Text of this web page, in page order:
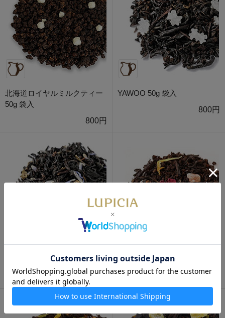
北海道ロイヤルミルクティー
50g 袋入
800円
YAWOO 50g 袋入
800円
KORPOKKUR 50g 袋入
800円
琉球トロピカル 50g 袋入